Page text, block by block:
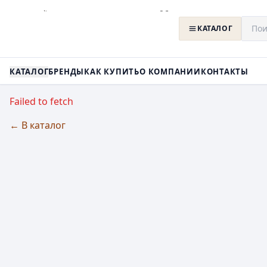
КАТАЛОГ
КАТАЛОГБРЕНДЫКАК КУПИТЬО КОМПАНИИКОНТАКТЫ
Failed to fetch
← В каталог